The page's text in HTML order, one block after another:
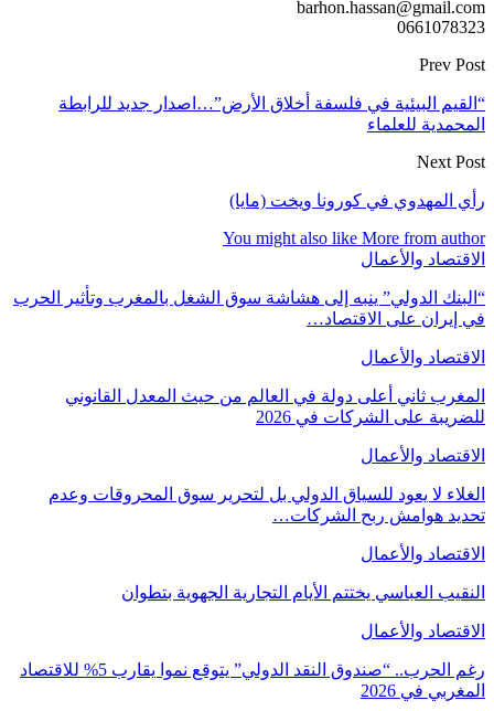
barhon.hassan@gmail.com
0661078323
Prev Post
“القيم البيئية في فلسفة أخلاق الأرض”…اصدار جديد للرابطة
المحمدية للعلماء
Next Post
رأي المهدوي في كورونا ويخت (مايا)
You might also like More from author
الاقتصاد والأعمال
“البنك الدولي” ينبه إلى هشاشة سوق الشغل بالمغرب وتأثير الحرب
في إيران على الاقتصاد…
الاقتصاد والأعمال
المغرب ثاني أعلى دولة في العالم من حيث المعدل القانوني
للضريبة على الشركات في 2026
الاقتصاد والأعمال
الغلاء لا يعود للسياق الدولي بل لتحرير سوق المحروقات وعدم
تحديد هوامش ربح الشركات…
الاقتصاد والأعمال
النقيب العباسي يختتم الأيام التجارية الجهوية بتطوان
الاقتصاد والأعمال
رغم الحرب.. “صندوق النقد الدولي” يتوقع نموا يقارب 5% للاقتصاد
المغربي في 2026